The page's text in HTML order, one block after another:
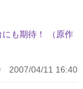
も期待！ （原作
2007/04/11 16:40